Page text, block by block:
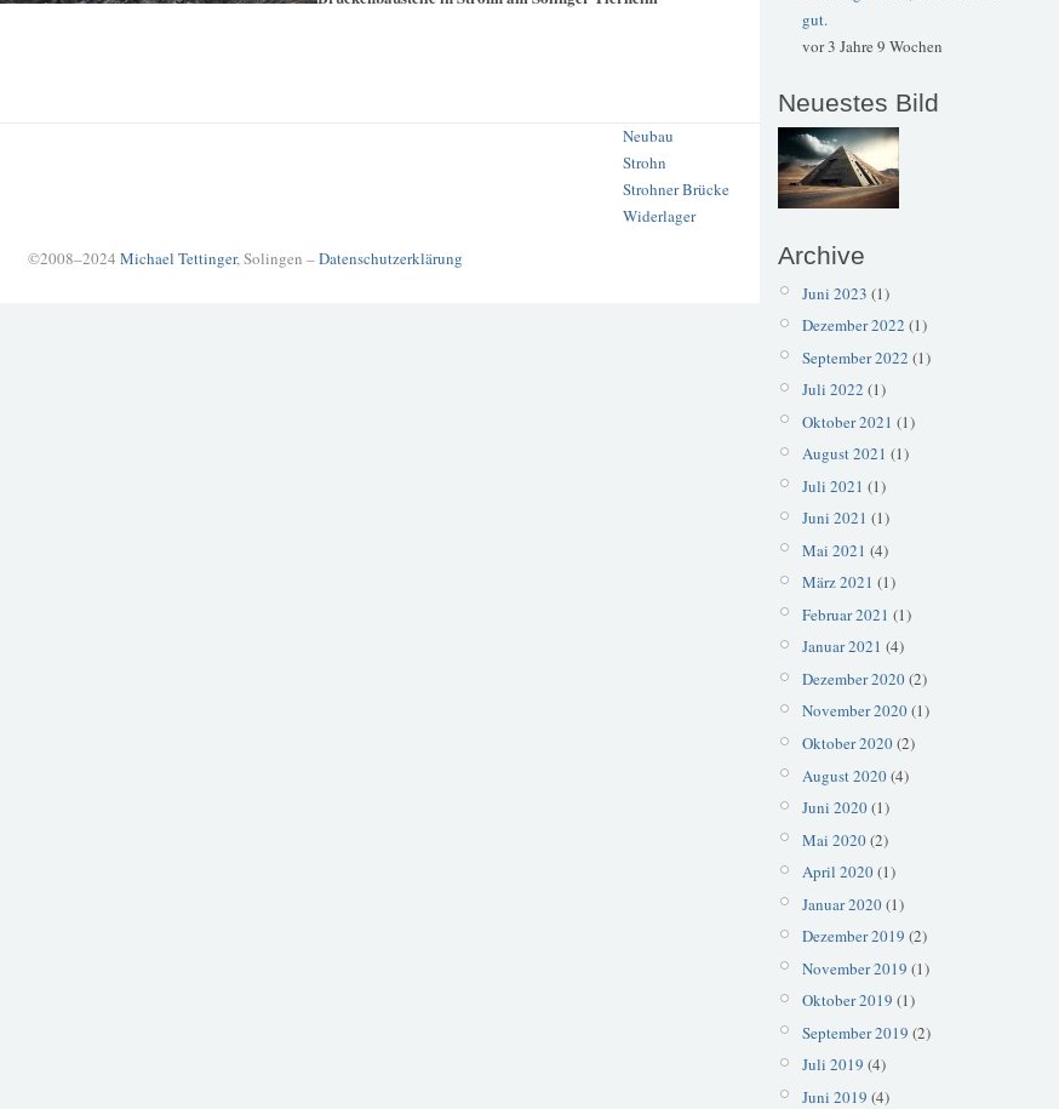
Neubau
Strohn
Strohner Brücke
Widerlager
©2008–2024 Michael Tettinger, Solingen –Datenschutzerklärung
gut.
vor 3 Jahre 9 Wochen
Neuestes Bild
Archive
Juni 2023 (1)
Dezember 2022 (1)
September 2022 (1)
Juli 2022 (1)
Oktober 2021 (1)
August 2021 (1)
Juli 2021 (1)
Juni 2021 (1)
Mai 2021 (4)
März 2021 (1)
Februar 2021 (1)
Januar 2021 (4)
Dezember 2020(2)
November 2020(1)
Oktober 2020(2)
August 2020(4)
Juni 2020(1)
Mai 2020(2)
April 2020(1)
Januar 2020(1)
Dezember 2019 (2)
November 2019 (1)
Oktober 2019 (1)
September 2019 (2)
Juli 2019 (4)
Juni 2019 (4)